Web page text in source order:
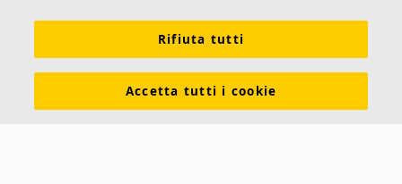
Qualità acustica superiore
Bordo verniciato diritto dello stesso colore della
superficie
Rifiuta tutti
Accetta tutti i cookie